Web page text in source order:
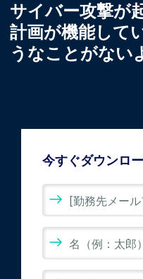
サイバー攻撃が
計画が機能して
うなことがない
今すぐダウンロ
[勤務先メー
名（例：太郎